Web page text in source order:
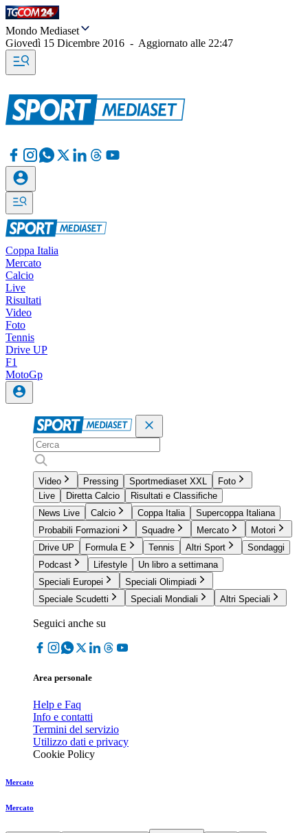
Mondo Mediaset
Giovedì 15 Dicembre 2016 - Aggiornato alle 22:47
Coppa Italia
Mercato
Calcio
Live
Risultati
Video
Foto
Tennis
Drive UP
F1
MotoGp
Video Pressing Sportmediaset XXL
Foto
Live
Diretta Calcio
Risultati e Classifiche
News Live
Calcio Coppa Italia
Supercoppa Italiana
Probabili Formazioni
Squadre Mercato
Motori
Drive UP
Formula E Tennis Altri Sport
Sondaggi
Podcast
Lifestyle
Un libro a settimana
Speciali Europei
Speciali Olimpiadi
Speciale Scudetti
Speciali Mondiali Altri Speciali
Seguici anche su
Area personale
Help e Faq
Info e contatti
Termini del servizio
Utilizzo dati e privacy
Cookie Policy
Mercato
Mercato